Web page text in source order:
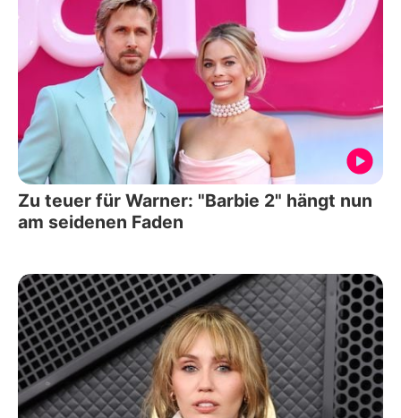
Zu teuer für Warner: "Barbie 2" hängt nun
am seidenen Faden